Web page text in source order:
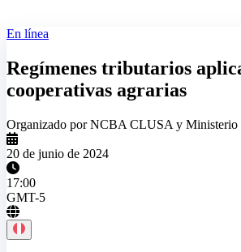
En línea
Regímenes tributarios
cooperativas agrarias
Organizado por NCBA CLUSA y Ministerio
20 de junio de 2024
17:00
GMT-5